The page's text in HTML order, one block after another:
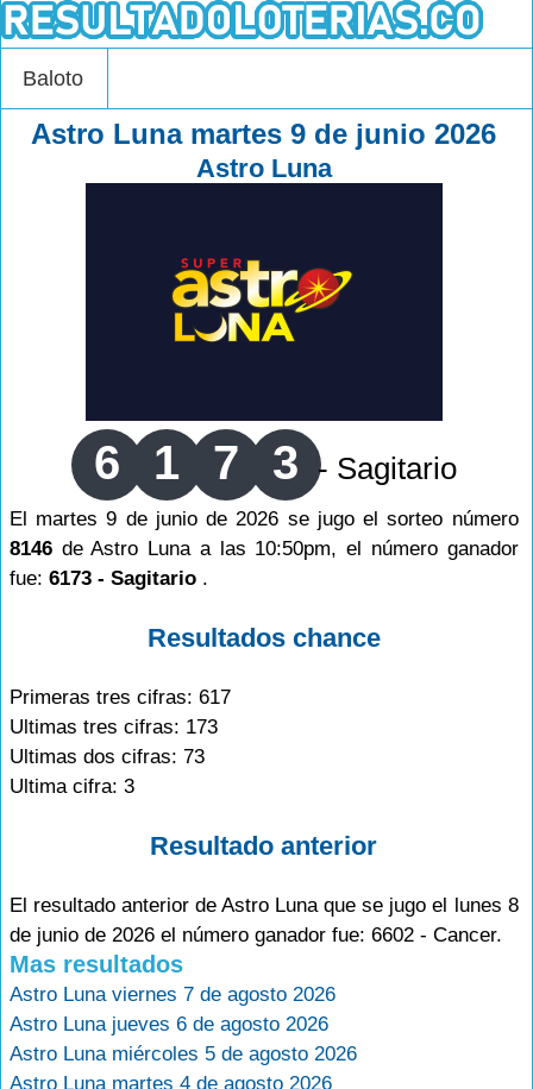
Baloto
Astro Luna martes 9 de junio 2026
Astro Luna
6 1 7 3 - Sagitario
El martes 9 de junio de 2026 se jugo el sorteo número
8146 de Astro Luna a las 10:50pm, el número ganador
fue: 6173 - Sagitario .
Resultados chance
Primeras tres cifras: 617
Ultimas tres cifras: 173
Ultimas dos cifras: 73
Ultima cifra: 3
Resultado anterior
El resultado anterior de Astro Luna que se jugo el lunes 8
de junio de 2026 el número ganador fue: 6602 - Cancer.
Mas resultados
Astro Luna viernes 7 de agosto 2026
Astro Luna jueves 6 de agosto 2026
Astro Luna miércoles 5 de agosto 2026
Astro Luna martes 4 de agosto 2026